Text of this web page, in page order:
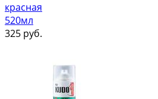
красная
520мл
325 руб.